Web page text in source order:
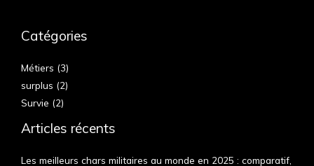
Catégories
Métiers (3)
surplus (2)
Survie (2)
Articles récents
Les meilleurs chars militaires au monde en 2025 : comparatif,